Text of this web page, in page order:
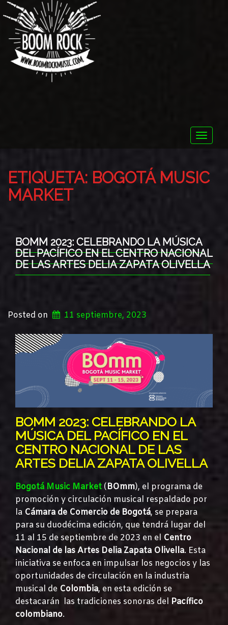
Toggle
ETIQUETA: BOGOTÁ MUSIC
MARKET
BOMM 2023: CELEBRANDO LA MÚSICA
DEL PACÍFICO EN EL CENTRO NACIONAL
DE LAS ARTES DELIA ZAPATA OLIVELLA
Posted on 11 septiembre, 2023
BOMM 2023: CELEBRANDO LA
MÚSICA DEL PACÍFICO EN EL
CENTRO NACIONAL DE LAS
ARTES DELIA ZAPATA OLIVELLA
Bogotá Music Market (BOmm), el programa de
promoción y circulación musical respaldado por
la Cámara de Comercio de Bogotá, se prepara
para su duodécima edición, que tendrá lugar del
11 al 15 de septiembre de 2023 en el Centro
Nacional de las Artes Delia Zapata Olivella. Esta
iniciativa se enfoca en impulsar los negocios y las
oportunidades de circulación en la industria
musical de Colombia, en esta edición se
destacarán las tradiciones sonoras del Pacífico
colombiano.